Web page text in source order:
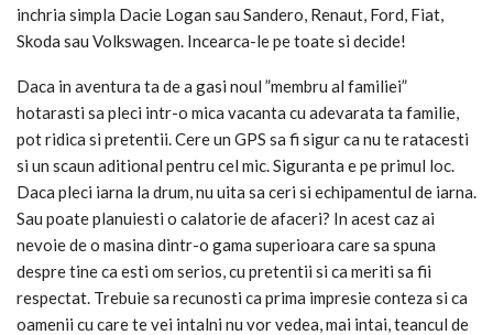
inchria simpla Dacie Logan sau Sandero, Renaut, Ford, Fiat,
Skoda sau Volkswagen. Incearca-le pe toate si decide!
Daca in aventura ta de a gasi noul ”membru al familiei”
hotarasti sa pleci intr-o mica vacanta cu adevarata ta familie,
pot ridica si pretentii. Cere un GPS sa fi sigur ca nu te ratacesti
si un scaun aditional pentru cel mic. Siguranta e pe primul loc.
Daca pleci iarna la drum, nu uita sa ceri si echipamentul de iarna.
Sau poate planuiesti o calatorie de afaceri? In acest caz ai
nevoie de o masina dintr-o gama superioara care sa spuna
despre tine ca esti om serios, cu pretentii si ca meriti sa fii
respectat. Trebuie sa recunosti ca prima impresie conteza si ca
oamenii cu care te vei intalni nu vor vedea, mai intai, teancul de